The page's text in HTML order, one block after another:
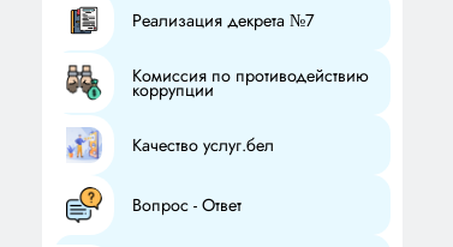
Реализация декрета №7
Комиссия по противодействию
коррупции
Качество услуг.бел
Вопрос - Ответ